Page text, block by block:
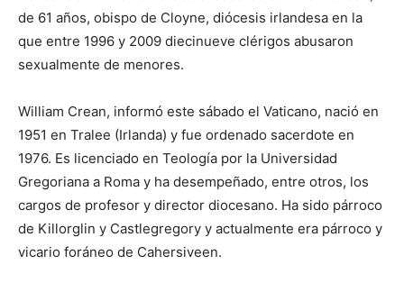
de 61 años, obispo de Cloyne, diócesis irlandesa en la
que entre 1996 y 2009 diecinueve clérigos abusaron
sexualmente de menores.
William Crean, informó este sábado el Vaticano, nació en
1951 en Tralee (Irlanda) y fue ordenado sacerdote en
1976. Es licenciado en Teología por la Universidad
Gregoriana a Roma y ha desempeñado, entre otros, los
cargos de profesor y director diocesano. Ha sido párroco
de Killorglin y Castlegregory y actualmente era párroco y
vicario foráneo de Cahersiveen.